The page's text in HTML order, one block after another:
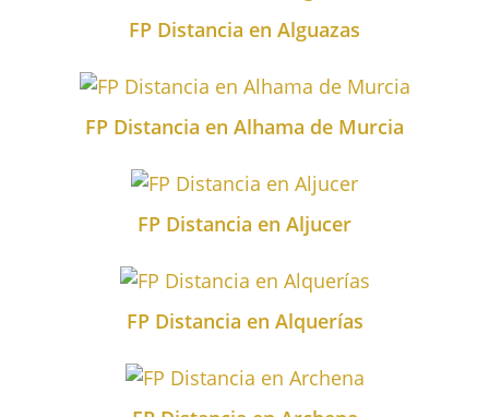
FP Distancia en Alguazas
FP Distancia en Alhama de Murcia
FP Distancia en Aljucer
FP Distancia en Alquerías